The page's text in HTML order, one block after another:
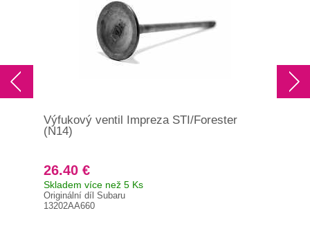
Výfukový ventil Impreza STI/Forester
(N14)
26.40 €
Skladem více než 5 Ks
Originální díl Subaru
13202AA660